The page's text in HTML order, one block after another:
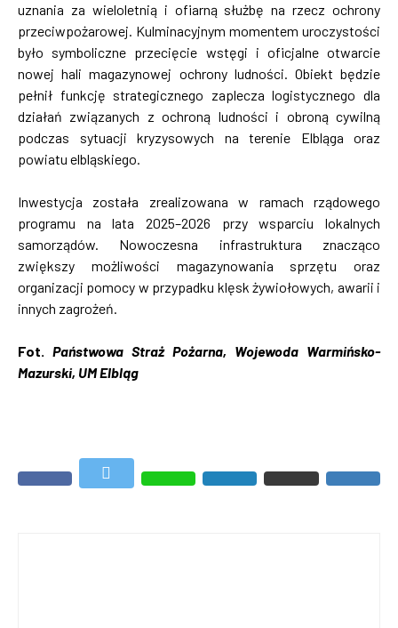
uznania za wieloletnią i ofiarną służbę na rzecz ochrony
przeciwpożarowej. Kulminacyjnym momentem uroczystości
było symboliczne przecięcie wstęgi i oficjalne otwarcie
nowej hali magazynowej ochrony ludności. Obiekt będzie
pełnił funkcję strategicznego zaplecza logistycznego dla
działań związanych z ochroną ludności i obroną cywilną
podczas sytuacji kryzysowych na terenie Elbląga oraz
powiatu elbląskiego.
Inwestycja została zrealizowana w ramach rządowego
programu na lata 2025–2026 przy wsparciu lokalnych
samorządów. Nowoczesna infrastruktura znacząco
zwiększy możliwości magazynowania sprzętu oraz
organizacji pomocy w przypadku klęsk żywiołowych, awarii i
innych zagrożeń.
Fot. Państwowa Straż Pożarna, Wojewoda Warmińsko-
Mazurski, UM Elbląg